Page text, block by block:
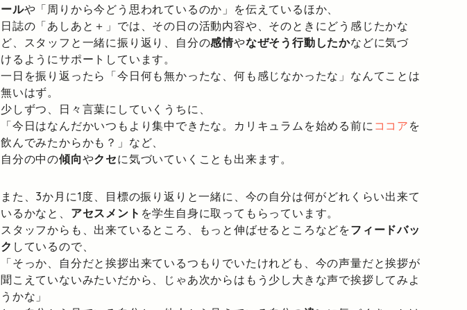
ールや「周りから今どう思われているのか」を伝えているほか、
日誌の「あしあと＋」では、その日の活動内容や、そのときにどう感じたかな
ど、スタッフと一緒に振り返り、自分の感情やなぜそう行動したかなどに気づ
けるようにサポートしています。
一日を振り返ったら「今日何も無かったな、何も感じなかったな」なんてことは
無いはず。
少しずつ、日々言葉にしていくうちに、
「今日はなんだかいつもより集中できたな。カリキュラムを始める前に ココア を
飲んでみたからかも？」など、
自分の中の傾向やクセに気づいていくことも出来ます。
また、3か月に1度、目標の振り返りと一緒に、今の自分は何がどれくらい出来て
いるかなと、 アセスメント を学生自身に取ってもらっています。
スタッフからも、出来ているところ、もっと伸ばせるところなどをフィードバッ
ク しているので、
「そっか、自分だと挨拶出来ているつもりでいたけれども、今の声量だと挨拶が
聞こえていないみたいだから、じゃあ次からはもう少し大きな声で挨拶してみよ
うかな」